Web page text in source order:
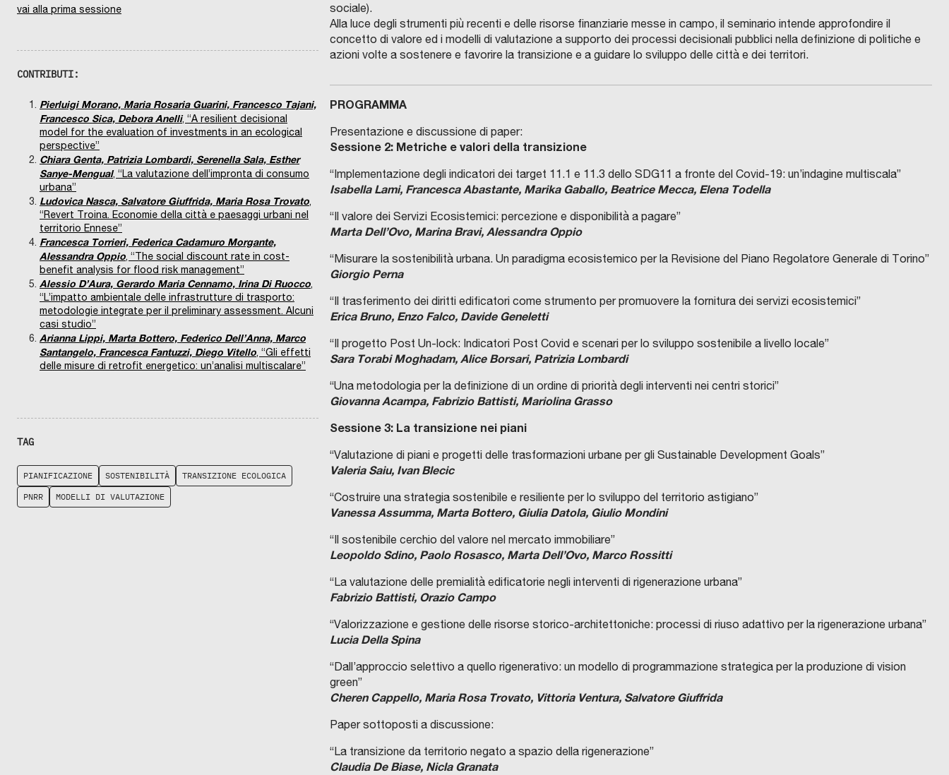
vai alla prima sessione
CONTRIBUTI:
Pierluigi Morano, Maria Rosaria Guarini, Francesco Tajani,
Francesco Sica, Debora Anelli, “A resilient decisional
model for the evaluation of investments in an ecological
perspective”
Chiara Genta, Patrizia Lombardi, Serenella Sala, Esther
Sanye-Mengual, “La valutazione dell’impronta di consumo
urbana”
Ludovica Nasca, Salvatore Giuffrida, Maria Rosa Trovato,
“Revert Troina. Economie della città e paesaggi urbani nel
territorio Ennese”
Francesca Torrieri, Federica Cadamuro Morgante,
Alessandra Oppio, “The social discount rate in cost-
benefit analysis for flood risk management”
Alessio D’Aura, Gerardo Maria Cennamo, Irina Di Ruocco,
“L’impatto ambientale delle infrastrutture di trasporto:
metodologie integrate per il preliminary assessment. Alcuni
casi studio”
Arianna Lippi, Marta Bottero, Federico Dell’Anna, Marco
Santangelo, Francesca Fantuzzi, Diego Vitello, “Gli effetti
delle misure di retrofit energetico: un’analisi multiscalare”
TAG
PIANIFICAZIONE SOSTENIBILITÀ
TRANSIZIONE ECOLOGICA
PNRR
MODELLI DI VALUTAZIONE
sociale).
Alla luce degli strumenti più recenti e delle risorse finanziarie messe in campo, il seminario intende approfondire il
concetto di valore ed i modelli di valutazione a supporto dei processi decisionali pubblici nella definizione di politiche e
azioni volte a sostenere e favorire la transizione e a guidare lo sviluppo delle città e dei territori.
PROGRAMMA
Presentazione e discussione di paper:
Sessione 2: Metriche e valori della transizione
“Implementazione degli indicatori dei target 11.1 e 11.3 dello SDG11 a fronte del Covid-19: un’indagine multiscala”
Isabella Lami, Francesca Abastante, Marika Gaballo, Beatrice Mecca, Elena Todella
“Il valore dei Servizi Ecosistemici: percezione e disponibilità a pagare”
Marta Dell’Ovo, Marina Bravi, Alessandra Oppio
“Misurare la sostenibilità urbana. Un paradigma ecosistemico per la Revisione del Piano Regolatore Generale di Torino”
Giorgio Perna
“Il trasferimento dei diritti edificatori come strumento per promuovere la fornitura dei servizi ecosistemici”
Erica Bruno, Enzo Falco, Davide Geneletti
“Il progetto Post Un-lock: Indicatori Post Covid e scenari per lo sviluppo sostenibile a livello locale”
Sara Torabi Moghadam, Alice Borsari, Patrizia Lombardi
“Una metodologia per la definizione di un ordine di priorità degli interventi nei centri storici”
Giovanna Acampa, Fabrizio Battisti, Mariolina Grasso
Sessione 3: La transizione nei piani
“Valutazione di piani e progetti delle trasformazioni urbane per gli Sustainable Development Goals”
Valeria Saiu, Ivan Blecic
“Costruire una strategia sostenibile e resiliente per lo sviluppo del territorio astigiano”
Vanessa Assumma, Marta Bottero, Giulia Datola, Giulio Mondini
“Il sostenibile cerchio del valore nel mercato immobiliare”
Leopoldo Sdino, Paolo Rosasco, Marta Dell’Ovo, Marco Rossitti
“La valutazione delle premialità edificatorie negli interventi di rigenerazione urbana”
Fabrizio Battisti, Orazio Campo
“Valorizzazione e gestione delle risorse storico-architettoniche: processi di riuso adattivo per la rigenerazione urbana”
Lucia Della Spina
“Dall’approccio selettivo a quello rigenerativo: un modello di programmazione strategica per la produzione di vision
green”
Cheren Cappello, Maria Rosa Trovato, Vittoria Ventura, Salvatore Giuffrida
Paper sottoposti a discussione:
“La transizione da territorio negato a spazio della rigenerazione”
Claudia De Biase, Nicla Granata